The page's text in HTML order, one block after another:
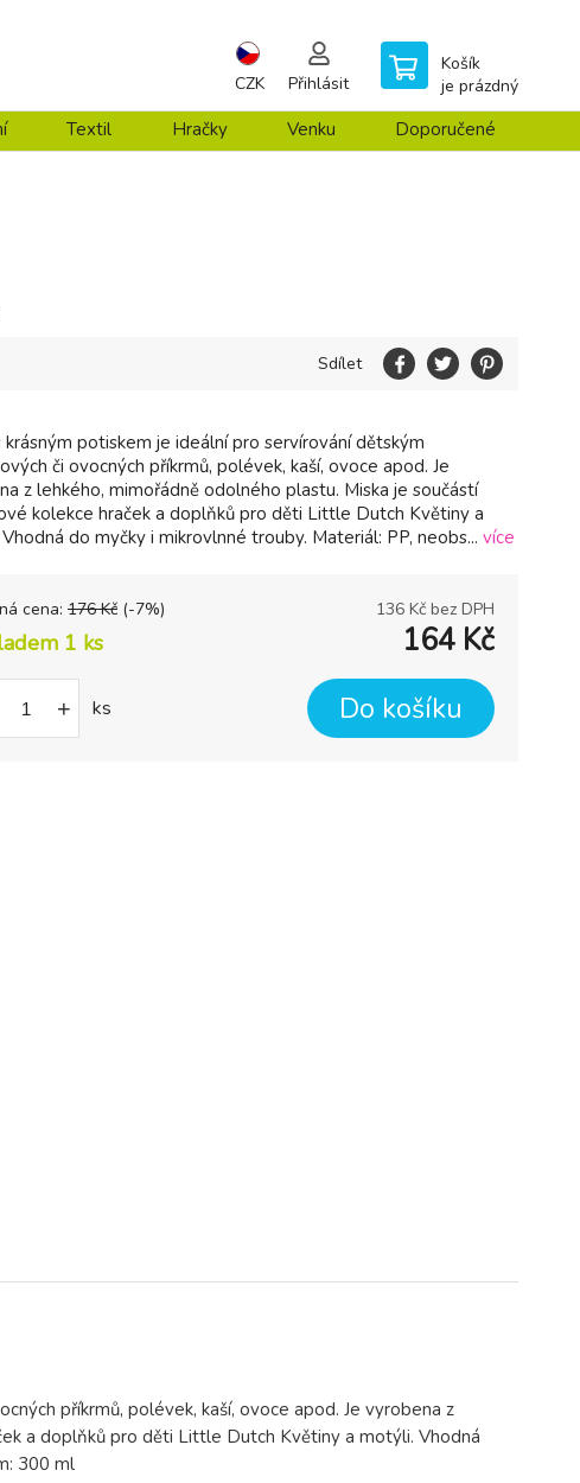
CZK Přihlásit
Košík
je prázdný
Textil Hračky Venku Doporučené
krásným potiskem je ideální pro servírování dětským
či ovocných příkrmů, polévek, kaší, ovoce apod. Je
z lehkého, mimořádně odolného plastu. Miska je součástí
kolekce hraček a doplňků pro děti Little Dutch Květiny a
do myčky i mikrovlnné trouby. Materiál: PP, neobs... více
cena: 176 Kč (-7%) 136 Kč bez DPH
1 ks 164 Kč
+ ks Do košíku
Sdílet
příkrmů, polévek, kaší, ovoce apod. Je vyrobena z
a doplňků pro děti Little Dutch Květiny a motýli. Vhodná
300 ml